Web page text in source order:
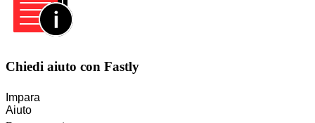
Chiedi aiuto con Fastly
Impara
Aiuto